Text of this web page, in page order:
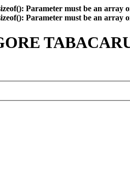
Parameter must be an array
Parameter must be an array